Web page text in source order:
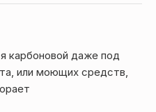
карбоновой даже под
или моющих средств,